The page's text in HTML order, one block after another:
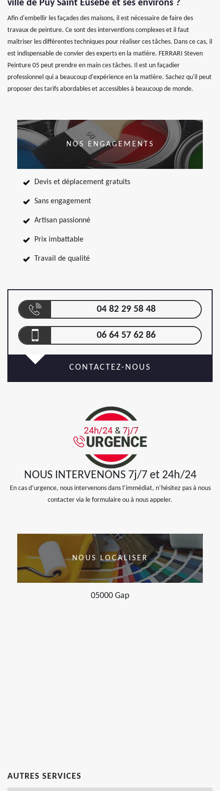
ville de Puy Saint Eusebe et ses environs ?
Afin d'embellir les façades des maisons, il est nécessaire de faire des
travaux de peinture. Ce sont des interventions complexes et il faut
maîtriser les différentes techniques pour réaliser ces tâches. Dans ce cas, il
est indispensable de convier des experts en la matière. FERRARI Steven
Peinture 05 peut prendre en main ces tâches. Il est un façadier
professionnel qui a beaucoup d'expérience en la matière. Sachez qu'il peut
proposer des tarifs abordables et accessibles à beaucoup de monde.
NOS ENGAGEMENTS
Devis et déplacement gratuits
Sans engagement
Artisan passionné
Prix imbattable
Travail de qualité
04 82 29 58 48
06 64 57 62 86
CONTACTEZ-NOUS
NOUS INTERVENONS 7j/7 et 24h/24
En cas d’urgence, nous intervenons dans l’immédiat, n’hésitez pas à nous
contacter via le formulaire ou à nous appeler.
NOUS LOCALISER
05000 Gap
AUTRES SERVICES